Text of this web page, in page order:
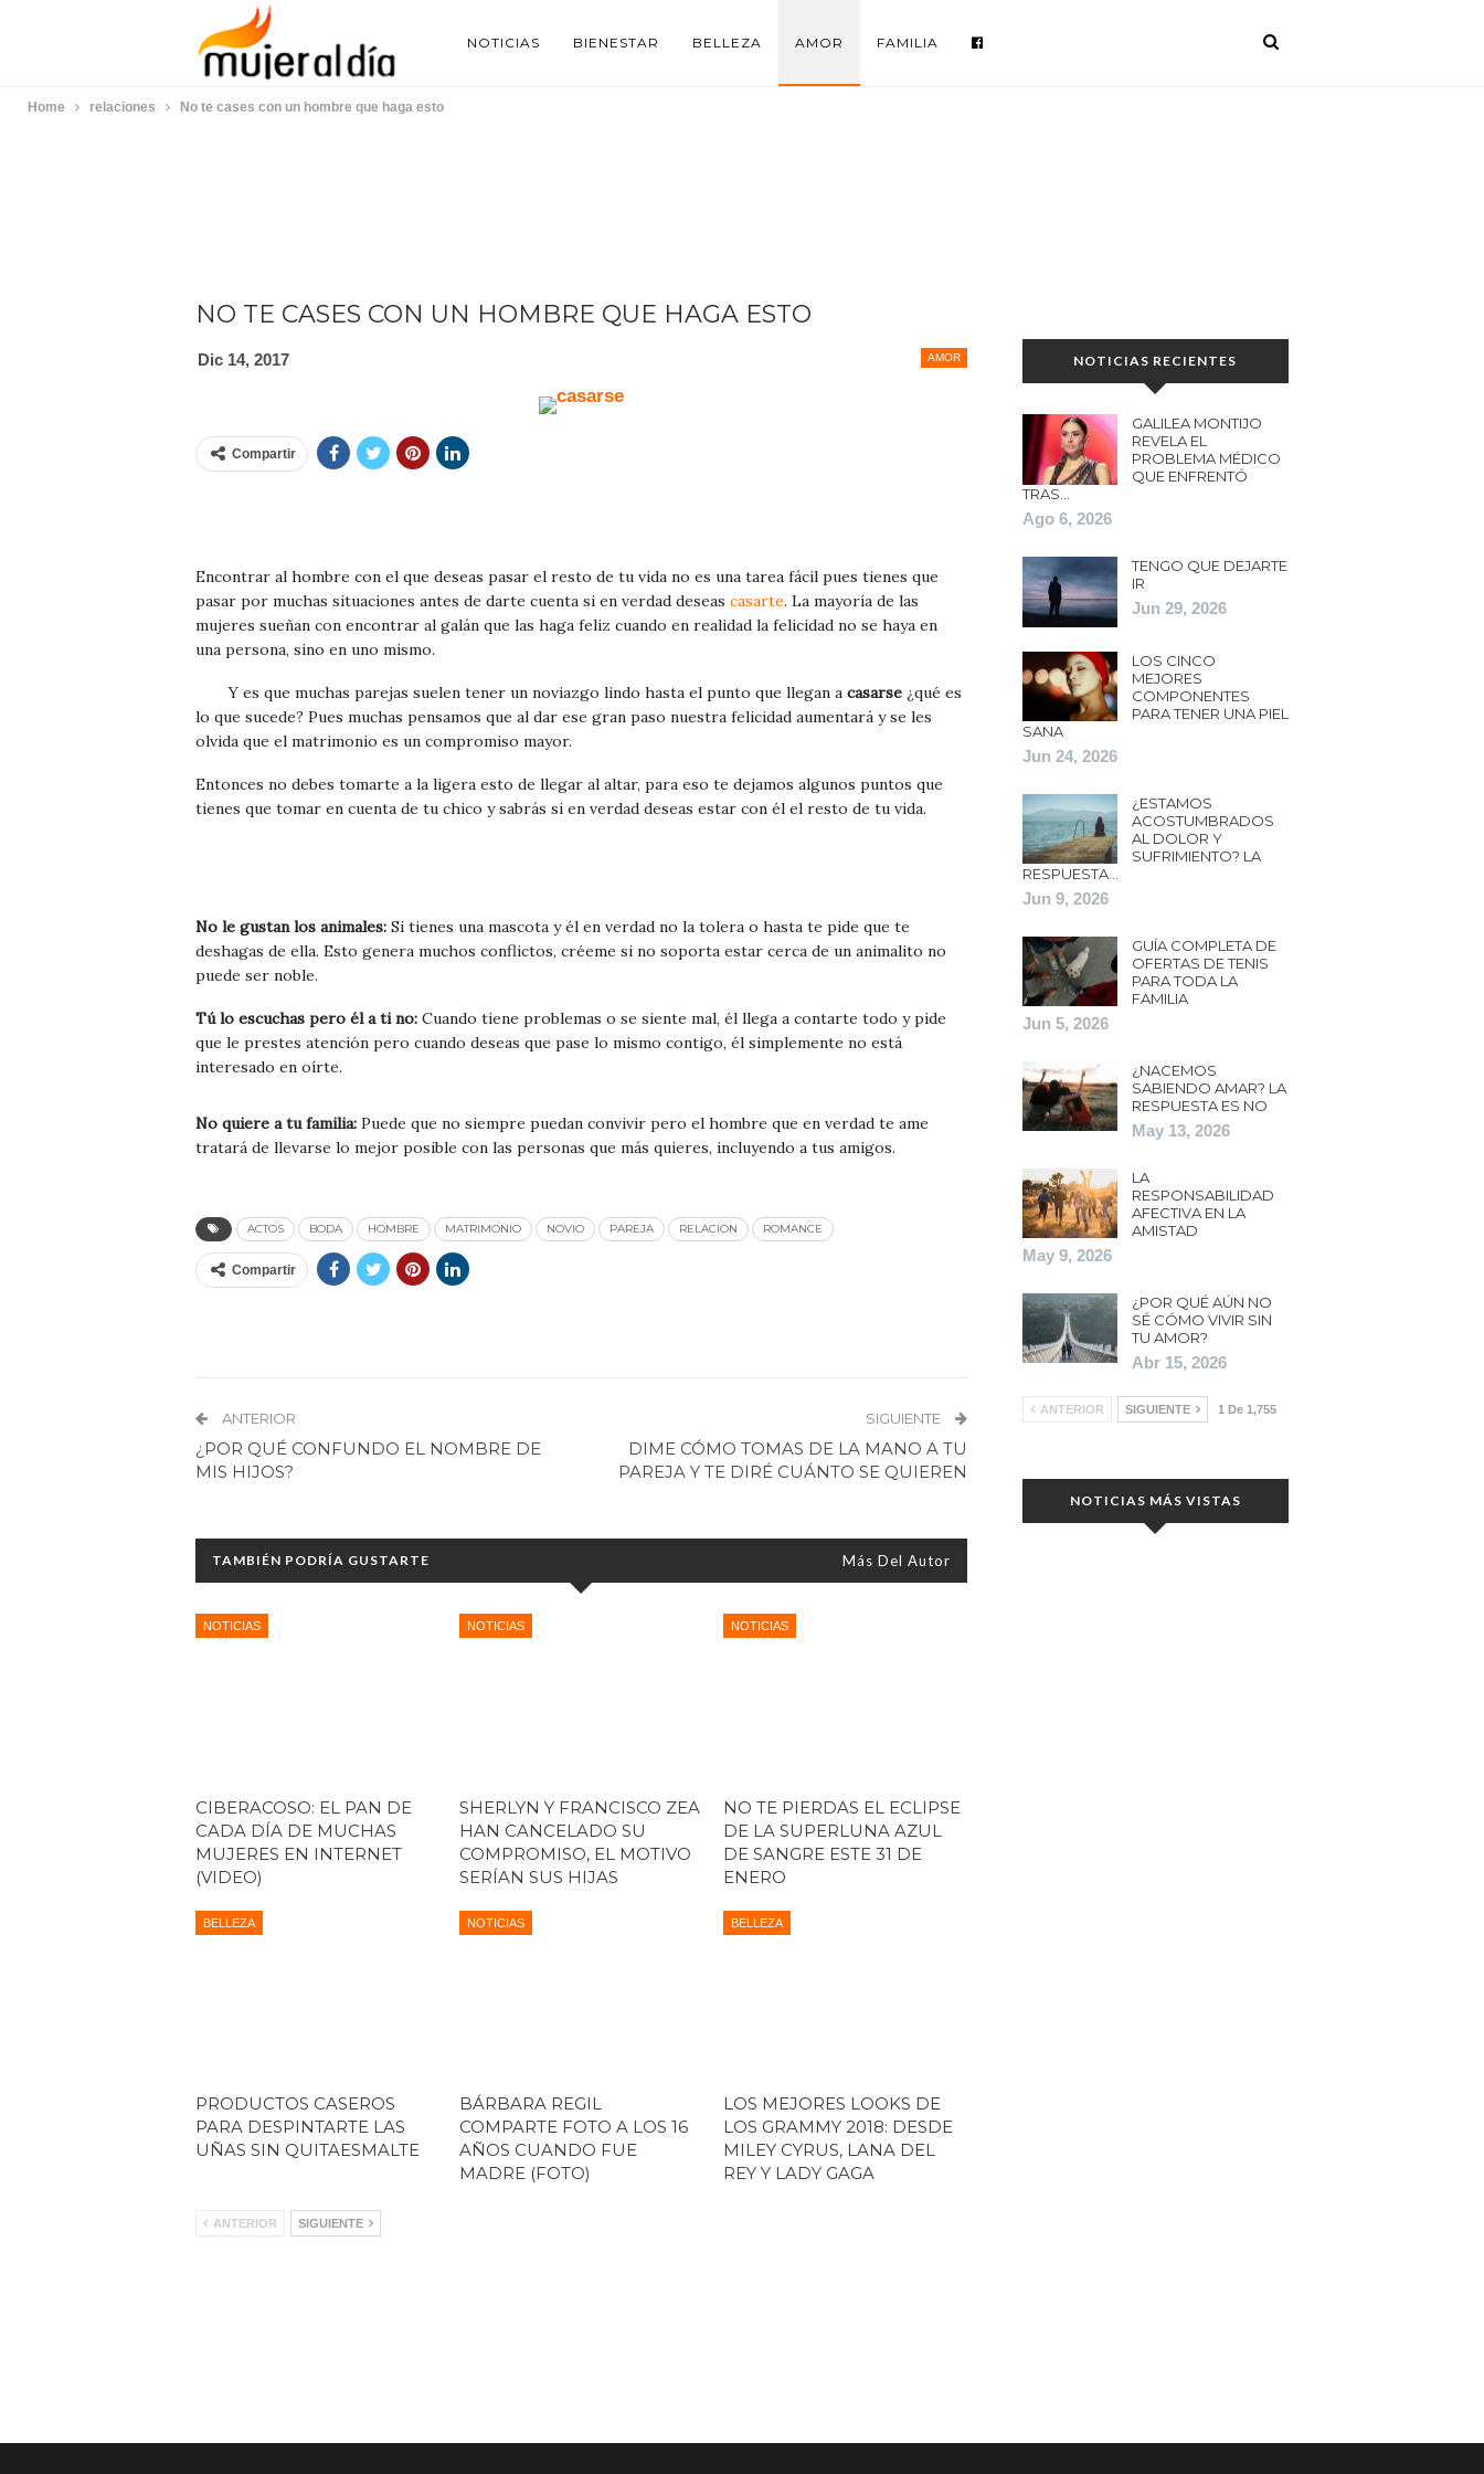
NOTICIAS BIENESTAR BELLEZA AMOR FAMILIA
Home relaciones No te cases con un hombre que haga esto
NO TE CASES CON UN HOMBRE QUE HAGA ESTO
AMOR
Dic 14, 2017
Compartir
Encontrar al hombre con el que deseas pasar el resto de tu vida no es una tarea fácil pues tienes que
pasar por muchas situaciones antes de darte cuenta si en verdad deseas casarte. La mayoría de las
mujeres sueñan con encontrar al galán que las haga feliz cuando en realidad la felicidad no se haya en
una persona, sino en uno mismo.
Y es que muchas parejas suelen tener un noviazgo lindo hasta el punto que llegan a casarse ¿qué es
lo que sucede? Pues muchas pensamos que al dar ese gran paso nuestra felicidad aumentará y se les
olvida que el matrimonio es un compromiso mayor.
Entonces no debes tomarte a la ligera esto de llegar al altar, para eso te dejamos algunos puntos que
tienes que tomar en cuenta de tu chico y sabrás si en verdad deseas estar con él el resto de tu vida.
No le gustan los animales: Si tienes una mascota y él en verdad no la tolera o hasta te pide que te
deshagas de ella. Esto genera muchos conflictos, créeme si no soporta estar cerca de un animalito no
puede ser noble.
Tú lo escuchas pero él a ti no: Cuando tiene problemas o se siente mal, él llega a contarte todo y pide
que le prestes atención pero cuando deseas que pase lo mismo contigo, él simplemente no está
interesado en oírte.
No quiere a tu familia: Puede que no siempre puedan convivir pero el hombre que en verdad te ame
tratará de llevarse lo mejor posible con las personas que más quieres, incluyendo a tus amigos.
ACTOS BODA HOMBRE MATRIMONIO NOVIO PAREJA RELACION ROMANCE
Compartir
ANTERIOR
¿POR QUÉ CONFUNDO EL NOMBRE DE
MIS HIJOS?
SIGUIENTE
DIME CÓMO TOMAS DE LA MANO A TU
PAREJA Y TE DIRÉ CUÁNTO SE QUIEREN
TAMBIÉN PODRÍA GUSTARTE Más Del Autor
NOTICIAS
CIBERACOSO: EL PAN DE
CADA DÍA DE MUCHAS
MUJERES EN INTERNET
(VIDEO)
NOTICIAS
SHERLYN Y FRANCISCO ZEA
HAN CANCELADO SU
COMPROMISO, EL MOTIVO
SERÍAN SUS HIJAS
NOTICIAS
NO TE PIERDAS EL ECLIPSE
DE LA SUPERLUNA AZUL
DE SANGRE ESTE 31 DE
ENERO
BELLEZA
PRODUCTOS CASEROS
PARA DESPINTARTE LAS
UÑAS SIN QUITAESMALTE
NOTICIAS
BÁRBARA REGIL
COMPARTE FOTO A LOS 16
AÑOS CUANDO FUE
MADRE (FOTO)
BELLEZA
LOS MEJORES LOOKS DE
LOS GRAMMY 2018: DESDE
MILEY CYRUS, LANA DEL
REY Y LADY GAGA
ANTERIOR SIGUIENTE
NOTICIAS RECIENTES
GALILEA MONTIJO
REVELA EL
PROBLEMA MÉDICO
QUE ENFRENTÓ
TRAS…
Ago 6, 2026
TENGO QUE DEJARTE
IR
Jun 29, 2026
LOS CINCO
MEJORES
COMPONENTES
PARA TENER UNA PIEL
SANA
Jun 24, 2026
¿ESTAMOS
ACOSTUMBRADOS
AL DOLOR Y
SUFRIMIENTO? LA
RESPUESTA…
Jun 9, 2026
GUÍA COMPLETA DE
OFERTAS DE TENIS
PARA TODA LA
FAMILIA
Jun 5, 2026
¿NACEMOS
SABIENDO AMAR? LA
RESPUESTA ES NO
May 13, 2026
LA
RESPONSABILIDAD
AFECTIVA EN LA
AMISTAD
May 9, 2026
¿POR QUÉ AÚN NO
SÉ CÓMO VIVIR SIN
TU AMOR?
Abr 15, 2026
ANTERIOR SIGUIENTE 1 De 1,755
NOTICIAS MÁS VISTAS